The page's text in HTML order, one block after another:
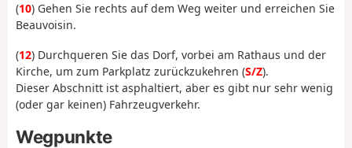
(10) Gehen Sie rechts auf dem Weg weiter und erreichen Sie
Beauvoisin.
(12) Durchqueren Sie das Dorf, vorbei am Rathaus und der
Kirche, um zum Parkplatz zurückzukehren (S/Z).
Dieser Abschnitt ist asphaltiert, aber es gibt nur sehr wenig
(oder gar keinen) Fahrzeugverkehr.
Wegpunkte